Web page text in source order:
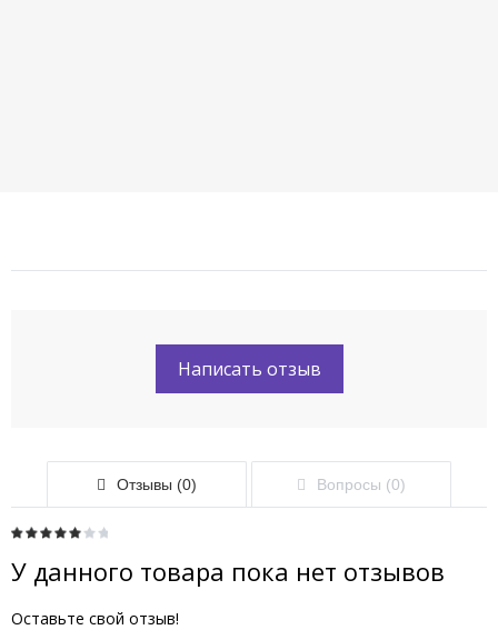
Написать отзыв
Отзывы (0) Вопросы (0)
У данного товара пока нет отзывов
Оставьте свой отзыв!